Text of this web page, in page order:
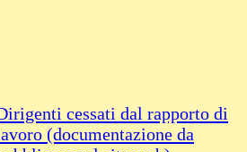
cessati dal rapporto di
(documentazione da